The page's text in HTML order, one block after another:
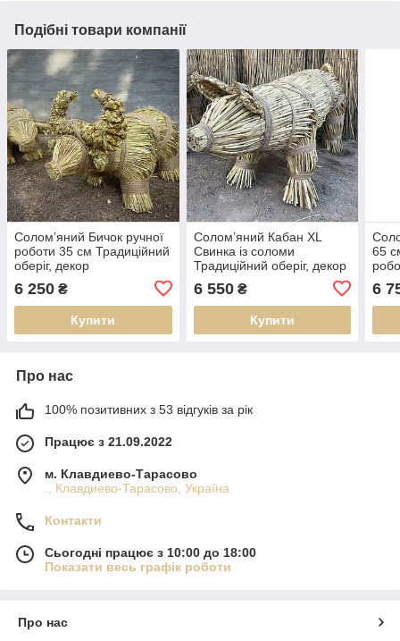
Подібні товари компанії
Солом’яний Бичок ручної
роботи 35 см Традиційний
оберіг, декор
6 250 ₴
Купити
Солом’яний Кабан XL
Свинка із соломи
Традиційний оберіг, декор
6 550₴
Купити
65
6
Про нас
100% позитивних з 53 відгуків за рік
Працює з 21.09.2022
м. Клавдиево-Тарасово
., Клавдиево-Тарасово, Україна
Контакти
Сьогодні працює з 10:00 до 18:00
Показати весь графік роботи
Про нас